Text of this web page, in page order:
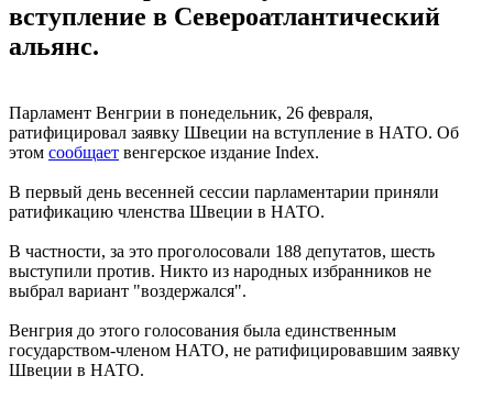
вступление в Североатлантический
альянс.
Парламент Венгрии в понедельник, 26 февраля,
ратифицировал заявку Швеции на вступление в НАТО. Об
этом сообщает венгерское издание Index.
В первый день весенней сессии парламентарии приняли
ратификацию членства Швеции в НАТО.
В частности, за это проголосовали 188 депутатов, шесть
выступили против. Никто из народных избранников не
выбрал вариант "воздержался".
Венгрия до этого голосования была единственным
государством-членом НАТО, не ратифицировавшим заявку
Швеции в НАТО.